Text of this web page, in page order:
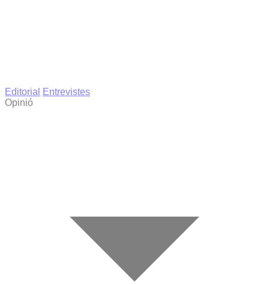
Editorial
Entrevistes
Opinió